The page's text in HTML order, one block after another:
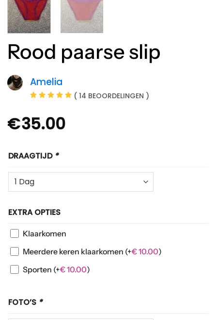
Rood paarse slip
Amelia
( 14 BEOORDELINGEN )
€35.00
DRAAGTIJD *
EXTRA OPTIES
Klaarkomen
Meerdere keren klaarkomen (+€10.00)
Sporten (+€10.00)
FOTO’S *